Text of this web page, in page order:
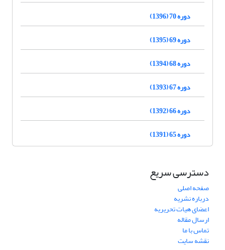
دوره 70 (1396)
دوره 69 (1395)
دوره 68 (1394)
دوره 67 (1393)
دوره 66 (1392)
دوره 65 (1391)
دسترسی سریع
صفحه اصلی
درباره نشریه
اعضای هیات تحریریه
ارسال مقاله
تماس با ما
نقشه سایت